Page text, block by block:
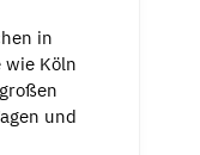
in
wie Köln
und